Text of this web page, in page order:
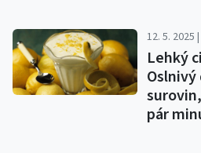
12. 5. 2025
Lehký
pár